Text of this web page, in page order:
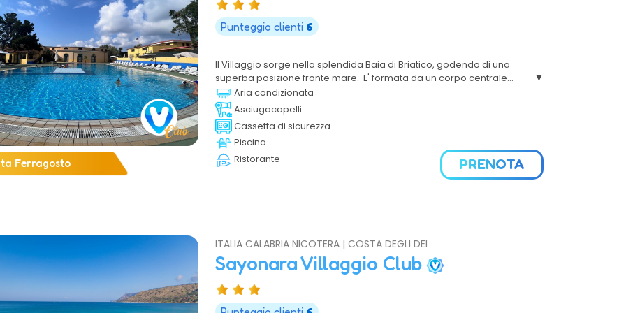
Ferragosto
Punteggio clienti 6
Il Villaggio sorge nella splendida Baia di Briatico, godendo di una
superba posizione fronte mare. E' formata da un corpo centrale
dove sono ubicati i vari servizi e da diverse villette sparse in cui è
possibile alloggiare in camere e in appartamenti.
Aria condizionata
Asciugacapelli
Cassetta di sicurezza
Piscina
Ristorante
PRENOTA
ITALIA CALABRIA NICOTERA | COSTA DEGLI DEI
Sayonara Villaggio Club